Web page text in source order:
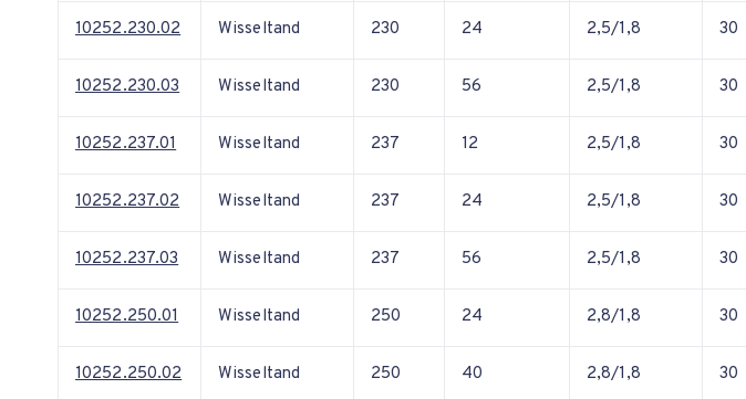
10252.230.02 Wisseltand 230 24 2,5/1,8 30
10252.230.03 Wisseltand 230 56 2,5/1,8 30
10252.237.01 Wisseltand 237 12 2,5/1,8 30
10252.237.02 Wisseltand 237 24 2,5/1,8 30
10252.237.03 Wisseltand 237 56 2,5/1,8 30
10252.250.01 Wisseltand 250 24 2,8/1,8 30
10252.250.02 Wisseltand 250 40 2,8/1,8 30